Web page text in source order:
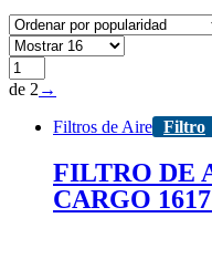
de 2→
Filtros de Aire Filtro
FILTRO DE
CARGO